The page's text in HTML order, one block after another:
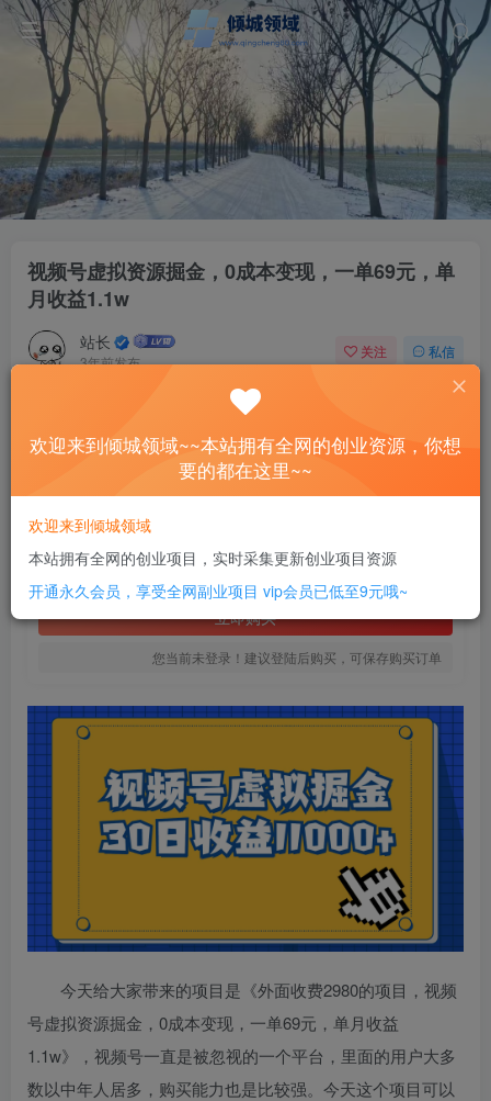
视频号虚拟资源掘金，0成本变现，一单69元，单
月收益1.1w
站长
3年前发布
关注 私信
视频号虚拟资源掘金，0成本变现，一单69元，单月收益1.1w
此内容为付费资源，请付费后查看
SVIP全站会员 免费
立即购买
您当前未登录！建议登陆后购买，可保存购买订单
今天给大家带来的项目是《外面收费2980的项目，视频
号虚拟资源掘金，0成本变现，一单69元，单月收益
1.1w》，视频号一直是被忽视的一个平台，里面的用户大多
数以中年人居多，购买能力也是比较强。今天这个项目可以
欢迎来到倾城领域~~本站拥有全网的创业资源，你想
要的都在这里~~
欢迎来到倾城领域
本站拥有全网的创业项目，实时采集更新创业项目资源
开通永久会员，享受全网副业项目 vip会员已低至9元哦~